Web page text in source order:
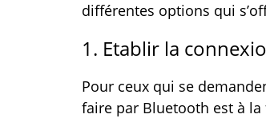
différentes options qui
1. Etablir la
Pour ceux qui se
faire par Bluetooth est à